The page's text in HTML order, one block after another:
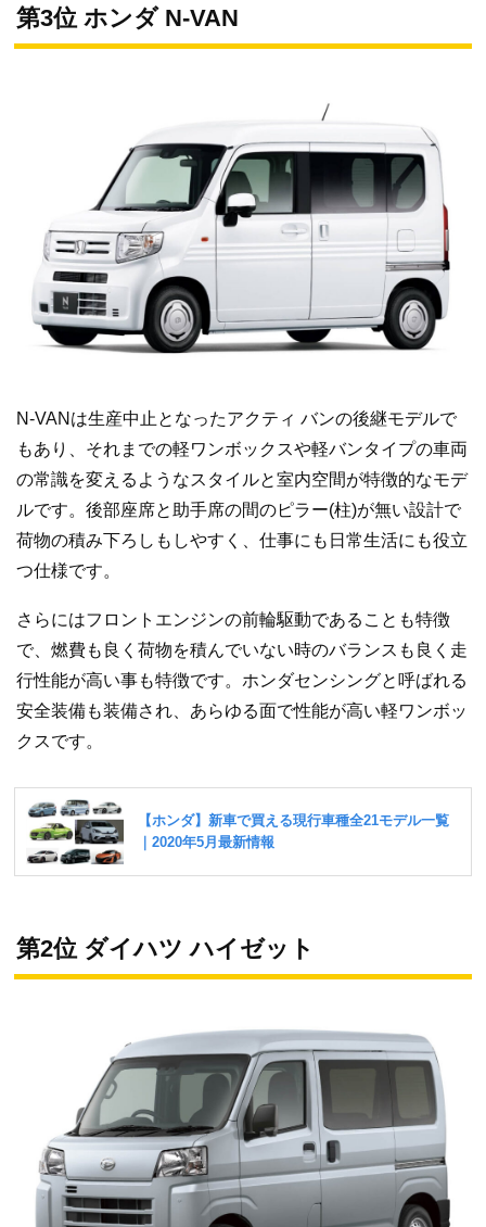
第3位 ホンダ N-VAN
N-VANは生産中止となったアクティ バンの後継モデルで
もあり、それまでの軽ワンボックスや軽バンタイプの車両
の常識を変えるようなスタイルと室内空間が特徴的なモデ
ルです。後部座席と助手席の間のピラー(柱)が無い設計で
荷物の積み下ろしもしやすく、仕事にも日常生活にも役立
つ仕様です。
さらにはフロントエンジンの前輪駆動であることも特徴
で、燃費も良く荷物を積んでいない時のバランスも良く走
行性能が高い事も特徴です。ホンダセンシングと呼ばれる
安全装備も装備され、あらゆる面で性能が高い軽ワンボッ
クスです。
第2位 ダイハツ ハイゼット